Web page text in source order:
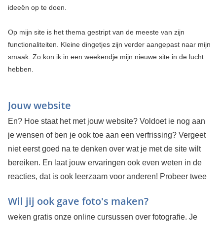
ideeën op te doen.
Op mijn site is het thema gestript van de meeste van zijn
functionaliteiten. Kleine dingetjes zijn verder aangepast naar mijn
smaak. Zo kon ik in een weekendje mijn nieuwe site in de lucht
hebben.
Jouw website
En? Hoe staat het met jouw website? Voldoet ie nog aan
je wensen of ben je ook toe aan een verfrissing? Vergeet
niet eerst goed na te denken over wat je met de site wilt
bereiken. En laat jouw ervaringen ook even weten in de
reacties, dat is ook leerzaam voor anderen!
Wil jij ook gave foto's maken?
Probeer twee
weken gratis onze online cursussen over fotografie. Je